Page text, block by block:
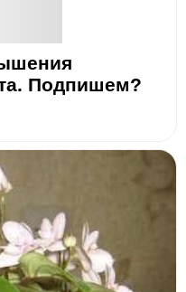
Подпишем?